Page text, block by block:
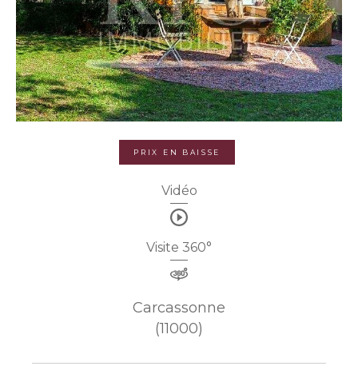
PRIX EN BAISSE
Vidéo
Visite 360°
Carcassonne
(11000)